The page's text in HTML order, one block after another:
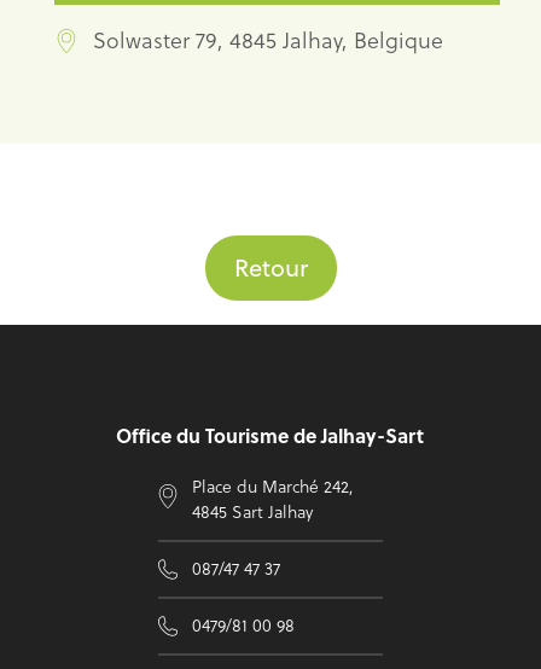
Solwaster 79, 4845 Jalhay, Belgique
Retour
Office du Tourisme de Jalhay-Sart
Place du Marché 242,
4845 Sart Jalhay
087/47 47 37
0479/81 00 98